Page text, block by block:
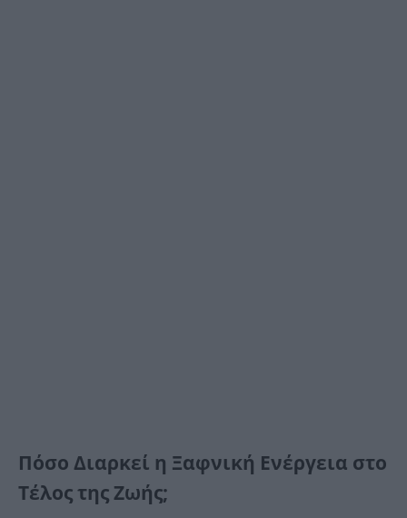
Πόσο Διαρκεί η Ξαφνική Ενέργεια στο
Τέλος της Ζωής;